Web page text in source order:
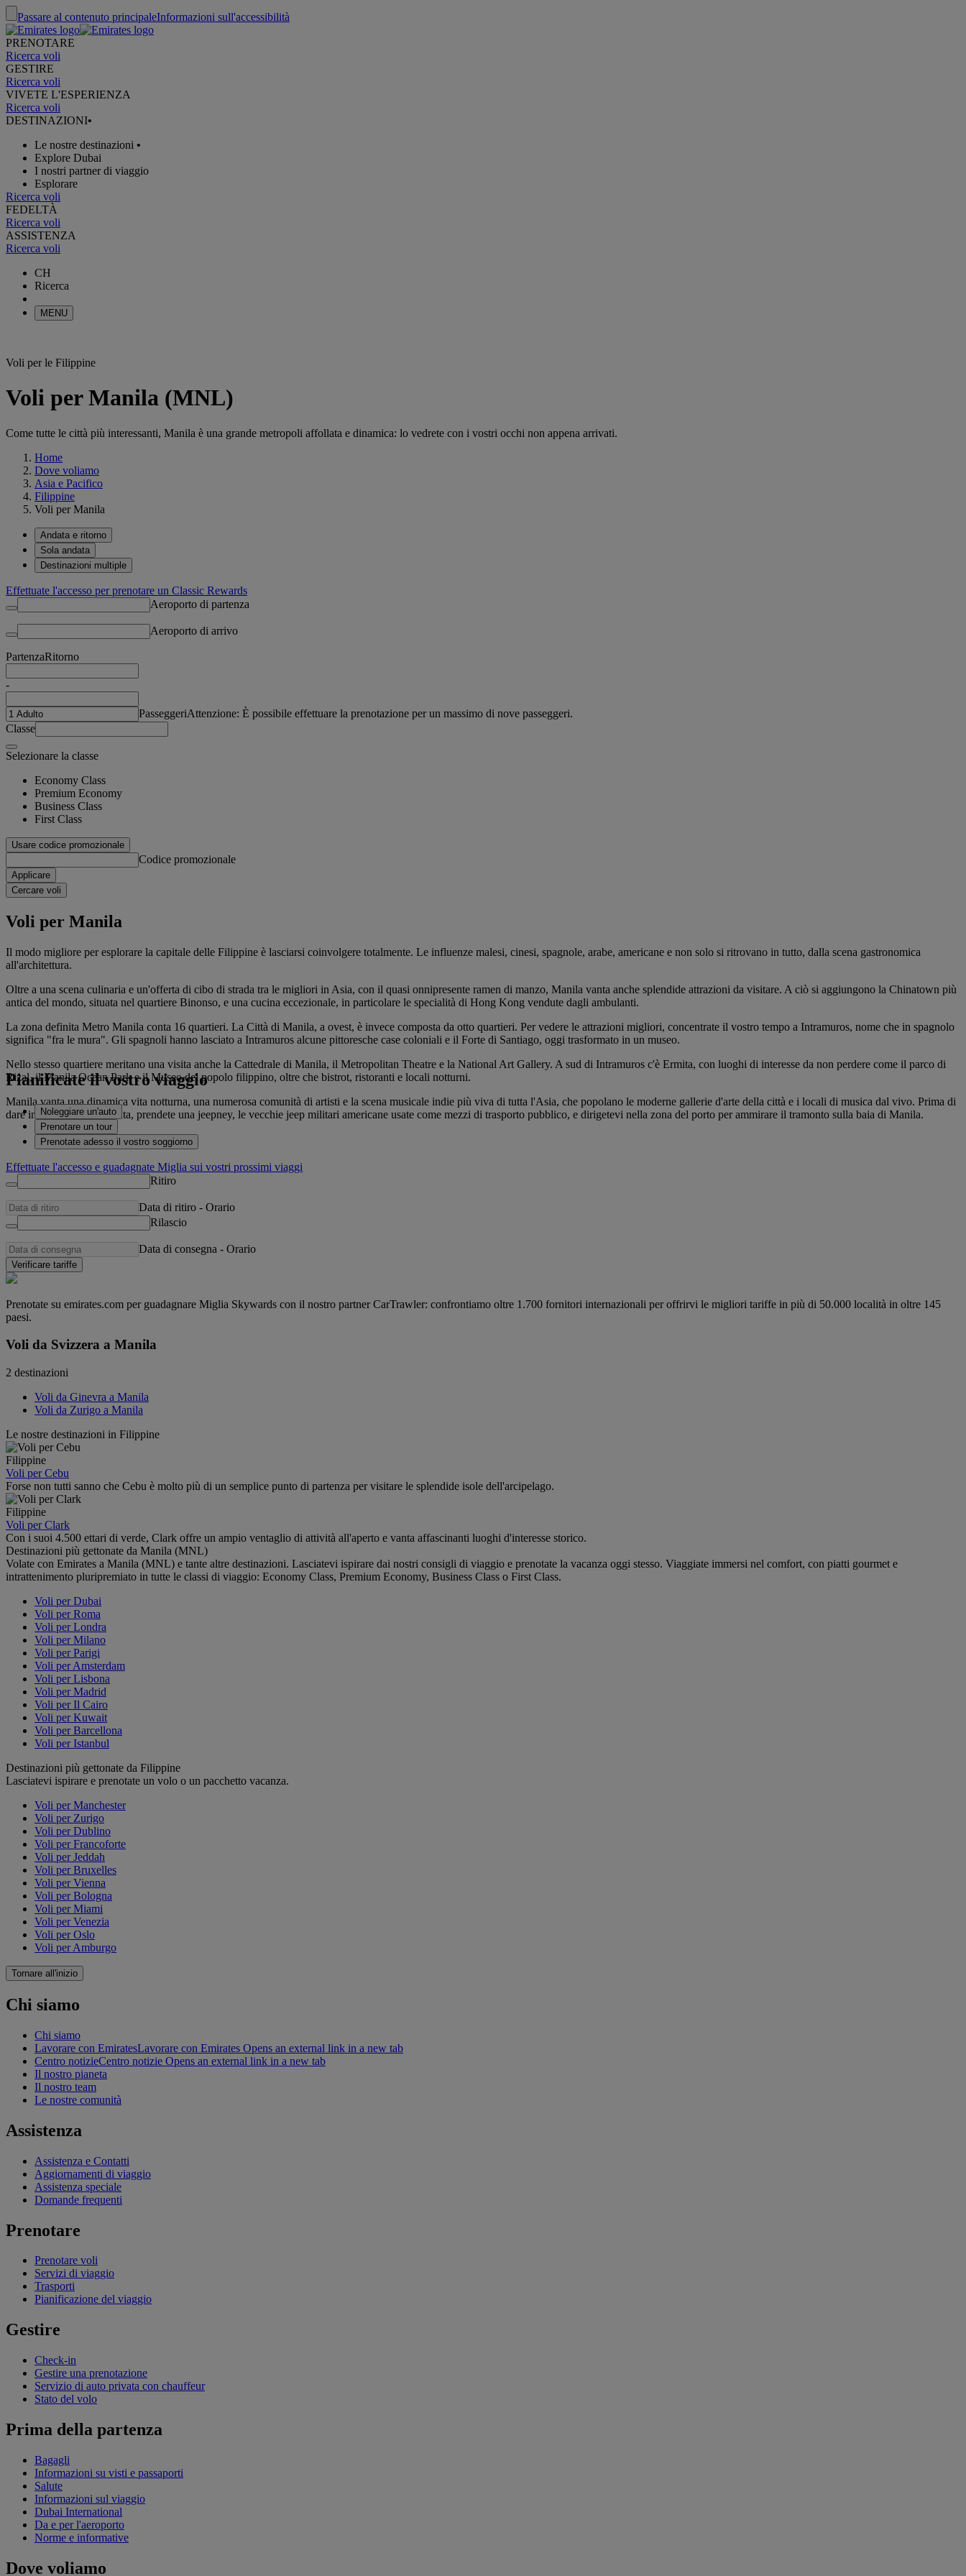
Passare al contenuto principaleInformazioni sull'accessibilità
PRENOTARE
Ricerca voli
GESTIRE
Ricerca voli
VIVETE L'ESPERIENZA
Ricerca voli
DESTINAZIONI•
Le nostre destinazioni •
Explore Dubai
I nostri partner di viaggio
Esplorare
Ricerca voli
FEDELTÀ
Ricerca voli
ASSISTENZA
Ricerca voli
CH
Ricerca
MENU
Voli per le Filippine
Voli per Manila (MNL)
Come tutte le città più interessanti, Manila è una grande metropoli affollata e dinamica: lo vedrete con i vostri occhi non appena arrivati.
Home
Dove voliamo
Asia e Pacifico
Filippine
Voli per Manila
Andata e ritorno
Sola andata
Destinazioni multiple
Effettuate l'accesso per prenotare un Classic Rewards
Aeroporto di partenza
Aeroporto di arrivo
PartenzaRitorno
-
PasseggeriAttenzione: È possibile effettuare la prenotazione per un massimo di nove passeggeri.
Classe
Selezionare la classe
Economy Class
Premium Economy
Business Class
First Class
Usare codice promozionale
Codice promozionale
Applicare
Cercare voli
Voli per Manila
Il modo migliore per esplorare la capitale delle Filippine è lasciarsi coinvolgere totalmente. Le influenze malesi, cinesi, spagnole, arabe, americane e non solo si ritrovano in tutto, dalla scena gastronomica
all'architettura.
Oltre a una scena culinaria e un'offerta di cibo di strada tra le migliori in Asia, con il quasi onnipresente ramen di manzo, Manila vanta anche splendide attrazioni da visitare. A ciò si aggiungono la Chinatown più
antica del mondo, situata nel quartiere Binonso, e una cucina eccezionale, in particolare le specialità di Hong Kong vendute dagli ambulanti.
La zona definita Metro Manila conta 16 quartieri. La Città di Manila, a ovest, è invece composta da otto quartieri. Per vedere le attrazioni migliori, concentrate il vostro tempo a Intramuros, nome che in spagnolo
significa "fra le mura". Gli spagnoli hanno lasciato a Intramuros alcune pittoresche case coloniali e il Forte di Santiago, oggi trasformato in un museo.
Nello stesso quartiere meritano una visita anche la Cattedrale di Manila, il Metropolitan Theatre e la National Art Gallery. A sud di Intramuros c'è Ermita, con luoghi di interesse da non perdere come il parco di
Rizal, il Manila Ocean Park e il Museo del popolo filippino, oltre che bistrot, ristoranti e locali notturni.
Manila vanta una dinamica vita notturna, una numerosa comunità di artisti e la scena musicale indie più viva di tutta l'Asia, che popolano le moderne gallerie d'arte della città e i locali di musica dal vivo. Prima di
dare inizio alla vostra serata, prendete una jeepney, le vecchie jeep militari americane usate come mezzi di trasporto pubblico, e dirigetevi nella zona del porto per ammirare il tramonto sulla baia di Manila.
Pianificate il vostro viaggio
Noleggiare un'auto
Prenotare un tour
Prenotate adesso il vostro soggiorno
Effettuate l'accesso e guadagnate Miglia sui vostri prossimi viaggi
Ritiro
Data di ritiro - Orario
Rilascio
Data di consegna - Orario
Verificare tariffe
Prenotate su emirates.com per guadagnare Miglia Skywards con il nostro partner CarTrawler: confrontiamo oltre 1.700 fornitori internazionali per offrirvi le migliori tariffe in più di 50.000 località in oltre 145
paesi.
Voli da Svizzera a Manila
2 destinazioni
Voli da Ginevra a Manila
Voli da Zurigo a Manila
Le nostre destinazioni in Filippine
Filippine
Voli per Cebu
Forse non tutti sanno che Cebu è molto più di un semplice punto di partenza per visitare le splendide isole dell'arcipelago.
Filippine
Voli per Clark
Con i suoi 4.500 ettari di verde, Clark offre un ampio ventaglio di attività all'aperto e vanta affascinanti luoghi d'interesse storico.
Destinazioni più gettonate da Manila (MNL)
Volate con Emirates a Manila (MNL) e tante altre destinazioni. Lasciatevi ispirare dai nostri consigli di viaggio e prenotate la vacanza oggi stesso. Viaggiate immersi nel comfort, con piatti gourmet e
intrattenimento pluripremiato in tutte le classi di viaggio: Economy Class, Premium Economy, Business Class o First Class.
Voli per Dubai
Voli per Roma
Voli per Londra
Voli per Milano
Voli per Parigi
Voli per Amsterdam
Voli per Lisbona
Voli per Madrid
Voli per Il Cairo
Voli per Kuwait
Voli per Barcellona
Voli per Istanbul
Destinazioni più gettonate da Filippine
Lasciatevi ispirare e prenotate un volo o un pacchetto vacanza.
Voli per Manchester
Voli per Zurigo
Voli per Dublino
Voli per Francoforte
Voli per Jeddah
Voli per Bruxelles
Voli per Vienna
Voli per Bologna
Voli per Miami
Voli per Venezia
Voli per Oslo
Voli per Amburgo
Tornare all'inizio
Chi siamo
Chi siamo
Lavorare con EmiratesLavorare con Emirates Opens an external link in a new tab
Centro notizieCentro notizie Opens an external link in a new tab
Il nostro pianeta
Il nostro team
Le nostre comunità
Assistenza
Assistenza e Contatti
Aggiornamenti di viaggio
Assistenza speciale
Domande frequenti
Prenotare
Prenotare voli
Servizi di viaggio
Trasporti
Pianificazione del viaggio
Gestire
Check-in
Gestire una prenotazione
Servizio di auto privata con chauffeur
Stato del volo
Prima della partenza
Bagagli
Informazioni su visti e passaporti
Salute
Informazioni sul viaggio
Dubai International
Da e per l'aeroporto
Norme e informative
Dove voliamo